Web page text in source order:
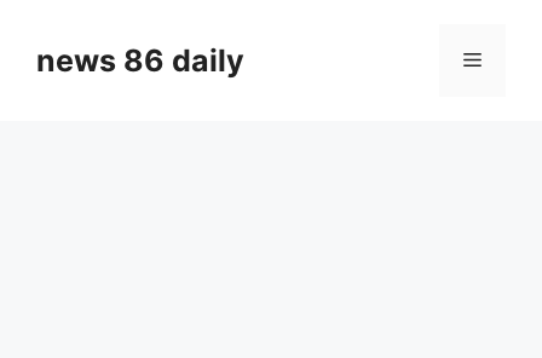
contentnews 86 daily Menu